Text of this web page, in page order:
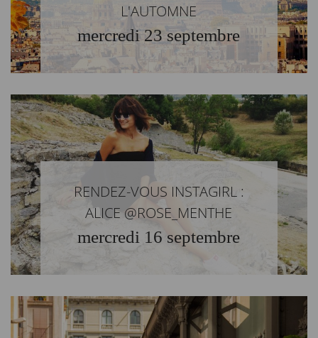
L'AUTOMNE
mercredi 23 septembre
RENDEZ-VOUS INSTAGIRL :
ALICE @ROSE_MENTHE
mercredi 16 septembre